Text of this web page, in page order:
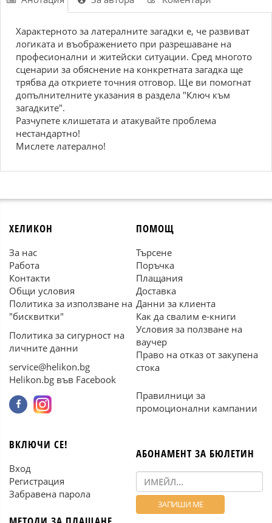
Характерното за латералните загадки е, че развиват
логиката и въображението при разрешаване на
професионални и житейски ситуации. Сред многото
сценарии за обяснение на конкретната загадка ще
трябва да откриете точния отговор. Ще ви помогнат
допълнителните указания в раздела "Ключ към
загадките".
Разчупете клишетата и атакувайте проблема
нестандартно!
Мислете латерално!
ХЕЛИКОН
За нас
Работа
Контакти
Общи условия
Политика за използване на
"бисквитки"
Политика за сигурност на
личните данни
service@helikon.bg
Helikon.bg във Facebook
ПОМОЩ
Търсене
Поръчка
Плащания
Доставка
Данни за клиента
Как да свалим е-книги
Условия за ползване на
ваучер
Право на отказ от закупена
стока
Правилници за
промоционални кампании
ВКЛЮЧИ СЕ!
Вход
Регистрация
Забравена парола
АБОНАМЕНТ ЗА БЮЛЕТИН